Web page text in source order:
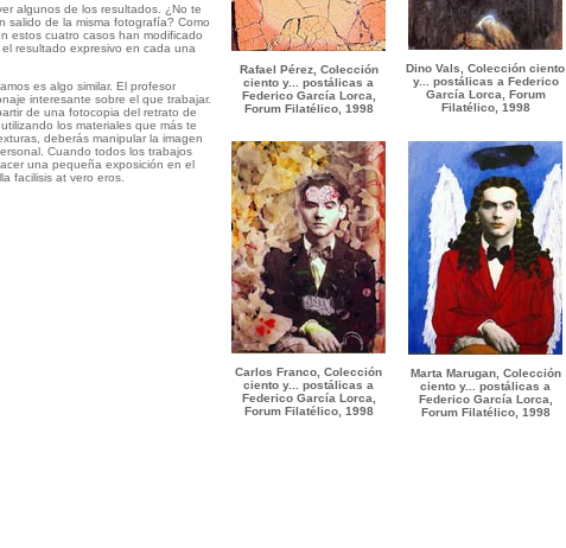
Rafael Pérez, Colección
ciento y... postálicas a
Federico García Lorca,
Forum Filatélico, 1998
Dino Vals, Colección ciento
y... postálicas a Federico
García Lorca, Forum
Filatélico, 1998
Carlos Franco, Colección
ciento y... postálicas a
Federico García Lorca,
Forum Filatélico, 1998
Marta Marugan, Colección
ciento y... postálicas a
Federico García Lorca,
Forum Filatélico, 1998
algunos de los resultados. ¿No te
salido de la misma fotografía? Como
estos cuatro casos han modificado
resultado expresivo en cada una
es algo similar. El profesor
interesante sobre el que trabajar.
de una fotocopia del retrato de
los materiales que más te
deberás manipular la imagen
Cuando todos los trabajos
una pequeña exposición en el
facilisis at vero eros.